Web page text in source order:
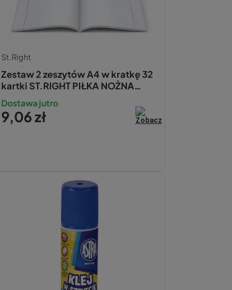
St.Right
Zestaw 2 zeszytów A4 w kratkę 32
kartki ST.RIGHT PIŁKA NOŻNA
Dostawa jutro
9,06 zł